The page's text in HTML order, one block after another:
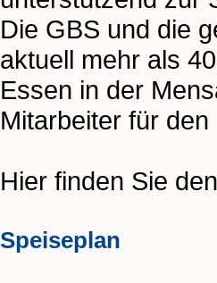
Die GBS und die
aktuell mehr als
Essen in der
Mitarbeiter für
Hier finden Sie
Speiseplan